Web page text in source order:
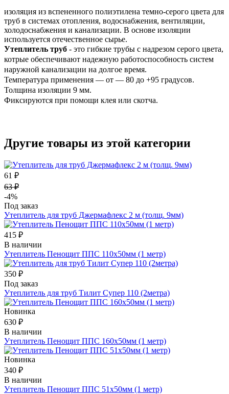
изоляция из вспененного полиэтилена темно-серого цвета для
труб в системах отопления, водоснабжения, вентиляции,
холодоснабжения и канализации. В основе изоляции
используется отечественное сырье.
Утеплитель труб - это гибкие трубы с надрезом серого цвета,
котрые обеспечивают надежную работоспособность систем
наружной канализации на долгое время.
Температура применения — от — 80 до +95 градусов.
Толщина изоляции 9 мм.
Фиксируются при помощи клея или скотча.
Другие товары из этой категории
61 ₽
63 ₽
-4%
Под заказ
Утеплитель для труб Джермафлекс 2 м (толщ. 9мм)
415 ₽
В наличии
Утеплитель Пенощит ППС 110х50мм (1 метр)
350 ₽
Под заказ
Утеплитель для труб Тилит Супер 110 (2метра)
Новинка
630 ₽
В наличии
Утеплитель Пенощит ППС 160х50мм (1 метр)
Новинка
340 ₽
В наличии
Утеплитель Пенощит ППС 51х50мм (1 метр)